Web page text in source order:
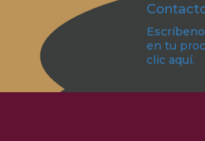
en tu
clic aquí.